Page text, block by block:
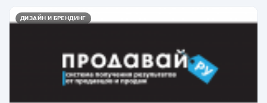
ДИЗАЙН И БРЕНДИНГ